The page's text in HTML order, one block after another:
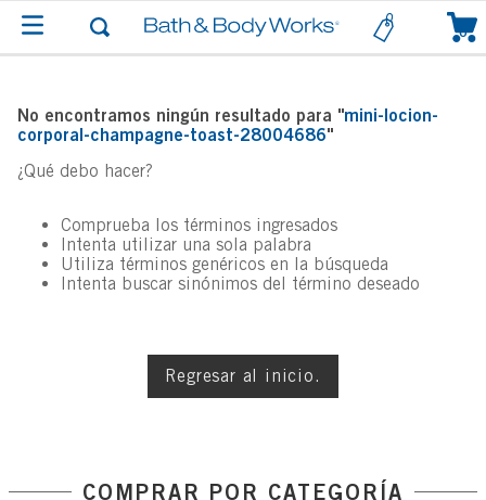
0
No encontramos ningún resultado para "mini-locion-
corporal-champagne-toast-28004686"
¿Qué debo hacer?
Comprueba los términos ingresados
Intenta utilizar una sola palabra
Utiliza términos genéricos en la búsqueda
Intenta buscar sinónimos del término deseado
Regresar al inicio.
COMPRAR POR CATEGORÍA